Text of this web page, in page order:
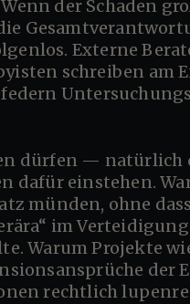
Externe
schreiben am
dafür einstehen.
münden, ohne
im
Warum Projekte
rechtlich